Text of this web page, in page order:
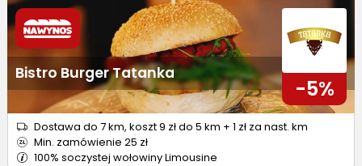
Bistro Burger Tatanka
-5%
Dostawa do 7 km, koszt 9 zł do 5 km + 1 zł za nast. km
Min. zamówienie 25 zł
100% soczystej wołowiny Limousine